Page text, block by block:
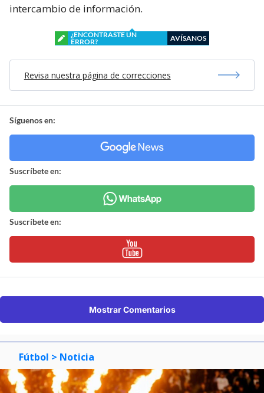
intercambio de información.
¿ENCONTRASTE UN
ERROR?
AVÍSANOS
Revisa nuestra página de correcciones
Síguenos en:
Suscríbete en:
Suscríbete en:
Mostrar Comentarios
Fútbol > Noticia